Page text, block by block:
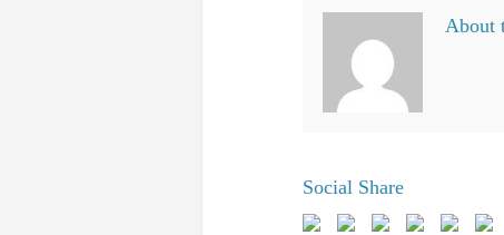
About
Social Share